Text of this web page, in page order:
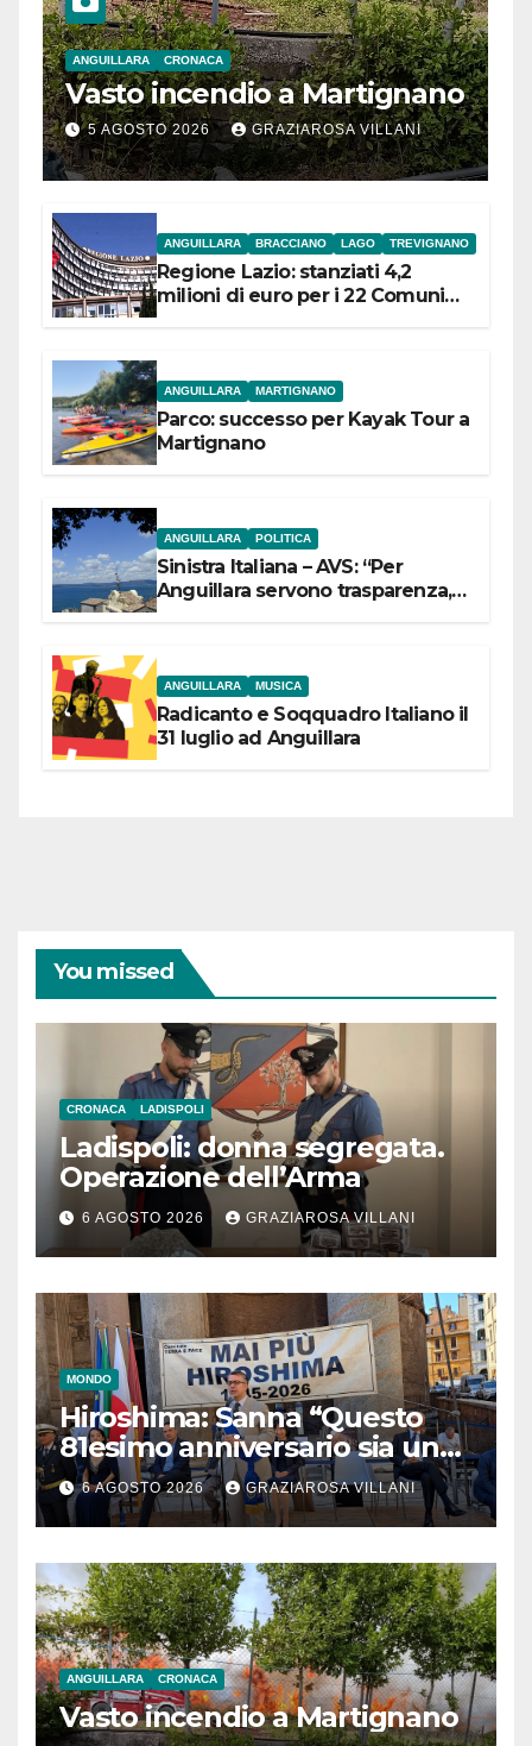
ANGUILLARA CRONACA
Vasto incendio a Martignano
5 AGOSTO 2026 GRAZIAROSA VILLANI
ANGUILLARA BRACCIANO LAGO TREVIGNANO
Regione Lazio: stanziati 4,2
milioni di euro per i 22 Comuni
ANGUILLARA MARTIGNANO
Parco: successo per Kayak Tour a
Martignano
ANGUILLARA POLITICA
Sinistra Italiana – AVS: “Per
Anguillara servono trasparenza,
ANGUILLARA MUSICA
Radicanto e Soqquadro Italiano il
31 luglio ad Anguillara
You missed
CRONACA LADISPOLI
Ladispoli: donna segregata.
Operazione dell’Arma
6 AGOSTO 2026 GRAZIAROSA VILLANI
MONDO
Hiroshima: Sanna “Questo
81esimo anniversario sia un
monito per tutti”
6 AGOSTO 2026 GRAZIAROSA VILLANI
ANGUILLARA CRONACA
Vasto incendio a Martignano